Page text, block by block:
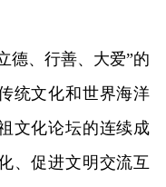
德、行善、大爱”的
统文化和世界海洋
文化论坛的连续成
、促进文明交流互